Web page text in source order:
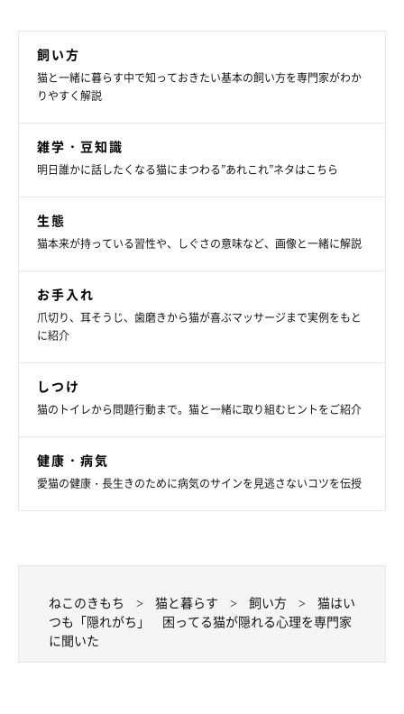
こちらは、こはくくんです。インターホンの音にびっくりして、
ソファの横に隠れてしまったそう。
雷が苦手なロシアンブルーの司くん
飼い方
猫と一緒に暮らす中で知っておきたい基本の飼い方を専門家がわか
りやすく解説
雑学・豆知識
明日誰かに話したくなる猫にまつわる”あれこれ”ネタはこちら
生態
猫本来が持っている習性や、しぐさの意味など、画像と一緒に解説
お手入れ
爪切り、耳そうじ、歯磨きから猫が喜ぶマッサージまで実例をもと
に紹介
しつけ
猫のトイレから問題行動まで。猫と一緒に取り組むヒントをご紹介
健康・病気
愛猫の健康・長生きのために病気のサインを見逃さないコツを伝授
ねこのきもち 猫と暮らす 飼い方
猫はい
つも「隠れがち」 困ってる猫が隠れる心理を専門家
に聞いた